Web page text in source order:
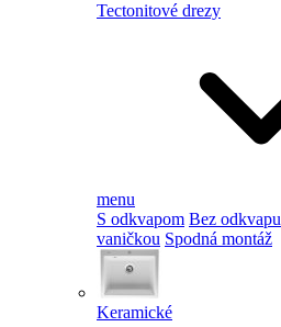
Tectonitové drezy
menu
S odkvapom Bez odkvapu
vaničkou Spodná montáž
Keramické